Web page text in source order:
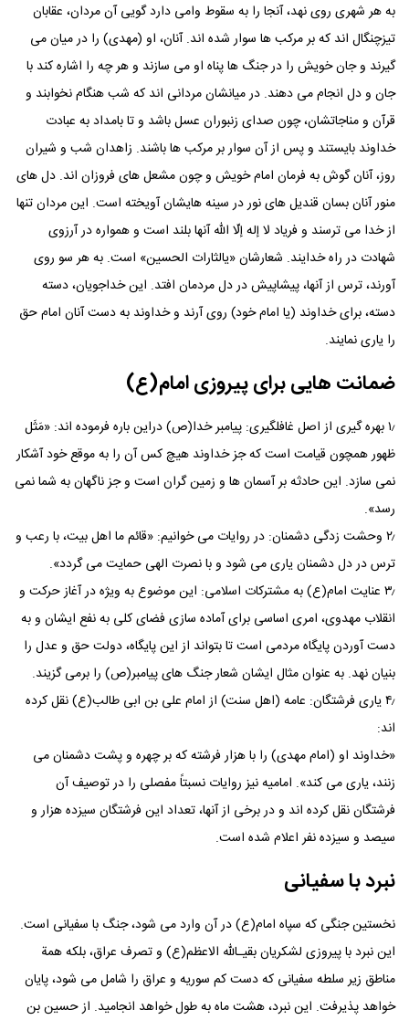
به هر شهری روی نهد، آنجا را به سقوط وامی دارد گویی آن مردان، عقابان
تیزچنگال اند که بر مرکب ها سوار شده اند. آنان، او (مهدی) را در میان می
گیرند و جان خویش را در جنگ ها پناه او می سازند و هر چه را اشاره کند با
جان و دل انجام می دهند. در میانشان مردانی اند که شب هنگام نخوابند و
قرآن و مناجاتشان، چون صدای زنبوران عسل باشد و تا بامداد به عبادت
خداوند بایستند و پس از آن سوار بر مرکب ها باشند. زاهدان شب و شیران
روز، آنان گوش به فرمان امام خویش و چون مشعل های فروزان اند. دل های
منور آنان بسان قندیل های نور در سینه هایشان آویخته است. این مردان تنها
از خدا می ترسند و فریاد لا إله إلّا الله آنها بلند است و همواره در آرزوی
شهادت در راه خدایند. شعارشان «یالثارات الحسین» است. به هر سو روی
آورند، ترس از آنها، پیشاپیش در دل مردمان افتد. این خداجویان، دسته
دسته، برای خداوند (یا امام خود) روی آرند و خداوند به دست آنان امام حق
را یاری نمایند.
ضمانت هایی برای پیروزی امام(ع)
۱٫ بهره گیری از اصل غافلگیری: پیامبر خدا(ص) دراین باره فرموده اند: «مَثَل
ظهور همچون قیامت است که جز خداوند هیچ کس آن را به موقع خود آشکار
نمی سازد. این حادثه بر آسمان ها و زمین گران است و جز ناگهان به شما نمی
رسد».
۲٫ وحشت زدگی دشمنان: در روایات می خوانیم: «قائم ما اهل بیت، با رعب و
ترس در دل دشمنان یاری می شود و با نصرت الهی حمایت می گردد».
۳٫ عنایت امام(ع) به مشترکات اسلامی: این موضوع به ویژه در آغاز حرکت و
انقلاب مهدوی، امری اساسی برای آماده سازی فضای کلی به نفع ایشان و به
دست آوردن پایگاه مردمی است تا بتواند از این پایگاه، دولت حق و عدل را
بنیان نهد. به عنوان مثال ایشان شعار جنگ های پیامبر(ص) را برمی گزیند.
۴٫ یاری فرشتگان: عامه (اهل سنت) از امام علی بن ابی طالب(ع) نقل کرده
اند:
«خداوند او (امام مهدی) را با هزار فرشته که بر چهره و پشت دشمنان می
زنند، یاری می کند». امامیه نیز روایات نسبتاً مفصلی را در توصیف آن
فرشتگان نقل کرده اند و در برخی از آنها، تعداد این فرشتگان سیزده هزار و
سیصد و سیزده نفر اعلام شده است.
نبرد با سفیانی
نخستین جنگی که سپاه امام(ع) در آن وارد می شود، جنگ با سفیانی است.
این نبرد با پیروزی لشکریان بقیـالله الاعظم(ع) و تصرف عراق، بلکه همة
مناطق زیر سلطه سفیانی که دست کم سوریه و عراق را شامل می شود، پایان
خواهد پذیرفت. این نبرد، هشت ماه به طول خواهد انجامید. از حسین بن